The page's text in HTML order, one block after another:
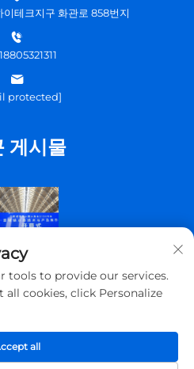
이테크지구 화관로 858번지
protected]
게시물
뮤니케이션 주식회사. 판권 소유.
tools to provide our services.
cookies, click Personalize
all